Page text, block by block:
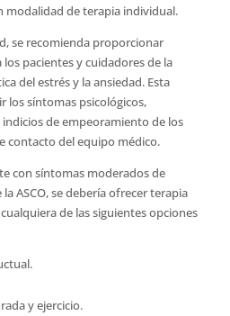
modalidad de terapia individual.
se recomienda proporcionar
pacientes y cuidadores de la
del estrés y la ansiedad. Esta
los síntomas psicológicos,
de empeoramiento de los
contacto del equipo médico.
con síntomas moderados de
ASCO, se debería ofrecer terapia
de las siguientes opciones
y ejercicio.